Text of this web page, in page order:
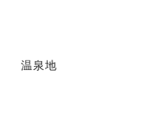
温泉地